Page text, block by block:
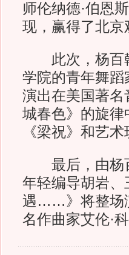
师伦纳德·伯恩
现，赢得了北京
此次，杨百翰
学院的青年舞
演出在美国著名
城春色》的旋
《梁祝》和艺术
最后，由杨百
年轻编导胡岩
遇……》将整场
名作曲家艾伦·